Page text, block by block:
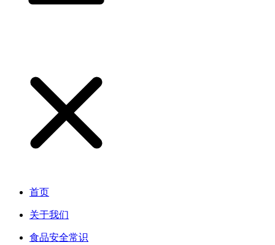
首页
关于我们
食品安全常识